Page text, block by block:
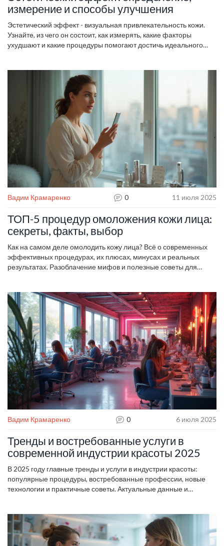
измерение и способы улучшения
Эстетический эффект - визуальная привлекательность кожи.
Узнайте, из чего он состоит, как измерять, какие факторы
ухудшают и какие процедуры помогают достичь идеального
Вадим Крамаренко 0 11 июля 2025
ТОП-5 процедур омоложения кожи лица:
секреты, факты, выбор
Как на самом деле омолодить кожу лица? Всё о современных
эффективных процедурах, их плюсах, минусах и реальных
результатах. Разоблачение мифов и полезные советы для
Вадим Крамаренко 0 6 июля 2025
Тренды и востребованные услуги в
современной индустрии красоты 2025
В 2025 году главные тренды и услуги в индустрии красоты:
популярные процедуры, востребованные профессии, новые
технологии и практичные советы. Актуальные данные и